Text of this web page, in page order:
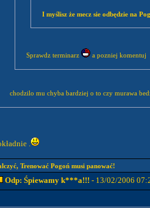
I myślisz że mecz sie odbędzie na
Sprawdz terminarz a pozniej komentuj
chodzilo mu chyba bardziej o to czy murawa
.
Trenować Pogoń musi panować!
Odp: Śpiewamy k***a!!! - 13/02/2006